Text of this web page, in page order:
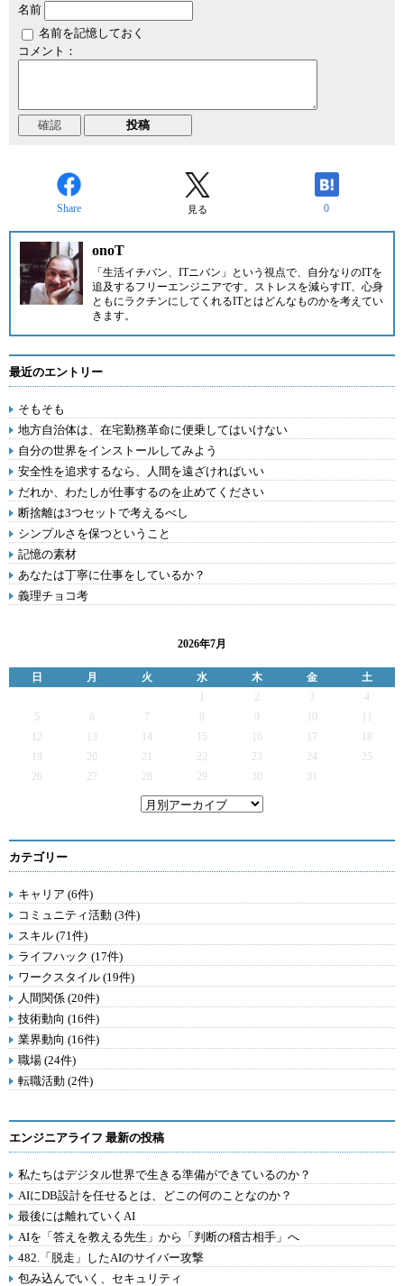
名前
名前を記憶しておく
コメント：
Share 見る 0
onoT
「生活イチバン、ITニバン」という視点で、自分なりのITを
追及するフリーエンジニアです。ストレスを減らすIT、心身
ともにラクチンにしてくれるITとはどんなものかを考えてい
きます。
最近のエントリー
そもそも
地方自治体は、在宅勤務革命に便乗してはいけない
自分の世界をインストールしてみよう
安全性を追求するなら、人間を遠ざければいい
だれか、わたしが仕事するのを止めてください
断捨離は3つセットで考えるべし
シンプルさを保つということ
記憶の素材
あなたは丁寧に仕事をしているか？
義理チョコ考
2026年7月
日 月 火 水 木 金
土
2 3
4
5
6 7 9
12
13 14 15 16 17
19
20 21 22 23 24
25
26
27 28 29 30 31
カテゴリー
キャリア (6件)
コミュニティ活動 (3件)
スキル (71件)
ライフハック (17件)
ワークスタイル (19件)
人間関係 (20件)
技術動向 (16件)
業界動向 (16件)
職場 (24件)
転職活動 (2件)
エンジニアライフ 最新の投稿
私たちはデジタル世界で生きる準備ができているのか？
AIにDB設計を任せるとは、どこの何のことなのか？
最後には離れていくAI
AIを「答えを教える先生」から「判断の稽古相手」へ
482.「脱走」したAIのサイバー攻撃
包み込んでいく、セキュリティ